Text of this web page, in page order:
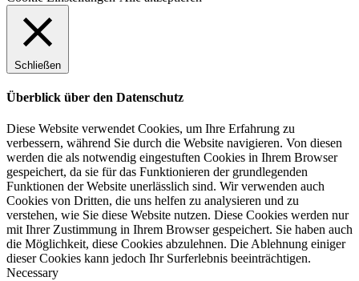
Schließen
Überblick über den Datenschutz
Diese Website verwendet Cookies, um Ihre Erfahrung zu
verbessern, während Sie durch die Website navigieren. Von diesen
werden die als notwendig eingestuften Cookies in Ihrem Browser
gespeichert, da sie für das Funktionieren der grundlegenden
Funktionen der Website unerlässlich sind. Wir verwenden auch
Cookies von Dritten, die uns helfen zu analysieren und zu
verstehen, wie Sie diese Website nutzen. Diese Cookies werden nur
mit Ihrer Zustimmung in Ihrem Browser gespeichert. Sie haben auch
die Möglichkeit, diese Cookies abzulehnen. Die Ablehnung einiger
dieser Cookies kann jedoch Ihr Surferlebnis beeinträchtigen.
Necessary